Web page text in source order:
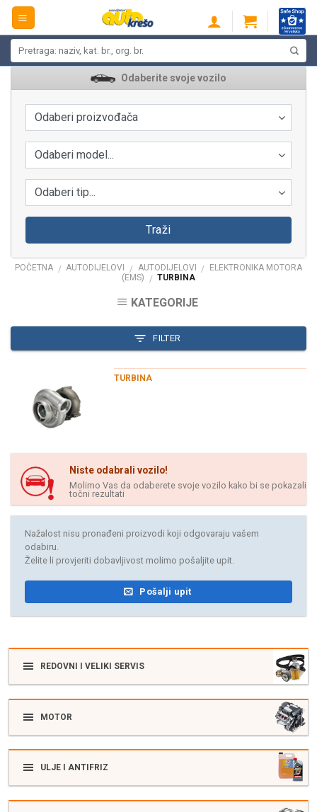
Skip
content
Odaberite svoje vozilo
Odaberi proizvođača
Odaberi model...
Odaberi tip...
Traži
POČETNA / AUTODIJELOVI / AUTODIJELOVI /
ELEKTRONIKA MOTORA
(EMS)
/ TURBINA
KATEGORIJE
FILTER
TURBINA
Niste odabrali vozilo!
Molimo Vas da odaberete svoje vozilo kako bi se pokazali
točni rezultati
Nažalost nisu pronađeni proizvodi koji odgovaraju vašem
odabiru.
Želite li provjeriti dobavljivost molimo pošaljite upit.
Pošalji upit
REDOVNI I VELIKI SERVIS
MOTOR
ULJE I ANTIFRIZ